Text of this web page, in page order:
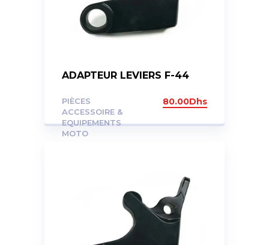
ADAPTEUR LEVIERS F-44
PIÈCES
ACCESSOIRE &
EQUIPEMENTS
MOTO
80.00Dhs